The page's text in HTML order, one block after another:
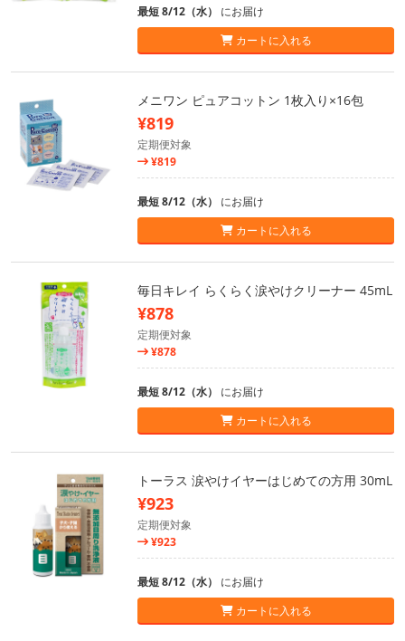
最短 8/12（水） にお届け
カートに入れる
メニワン ピュアコットン 1枚入り×16包
¥819
定期便対象
¥819
最短 8/12（水） にお届け
カートに入れる
毎日キレイ らくらく涙やけクリーナー 45mL
¥878
定期便対象
¥878
最短 8/12（水） にお届け
カートに入れる
トーラス 涙やけイヤーはじめての方用 30mL
¥923
定期便対象
¥923
最短 8/12（水） にお届け
カートに入れる